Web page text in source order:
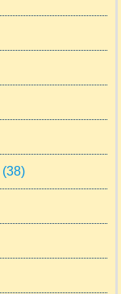
(38)